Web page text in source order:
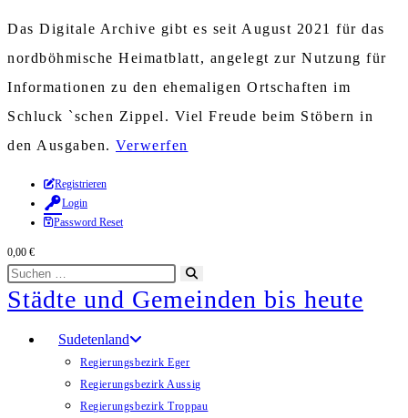
Das Digitale Archive gibt es seit August 2021 für das
nordböhmische Heimatblatt, angelegt zur Nutzung für
Informationen zu den ehemaligen Ortschaften im
Schluck `schen Zippel. Viel Freude beim Stöbern in
den Ausgaben. Verwerfen
Zum
Inhalt
springen
Registrieren
Login
Password Reset
0,00 €
Diese
Website
durchsuchen
starten
Städte und Gemeinden bis heute
Sudetenland
Regierungsbezirk Eger
Regierungsbezirk Aussig
Regierungsbezirk Troppau